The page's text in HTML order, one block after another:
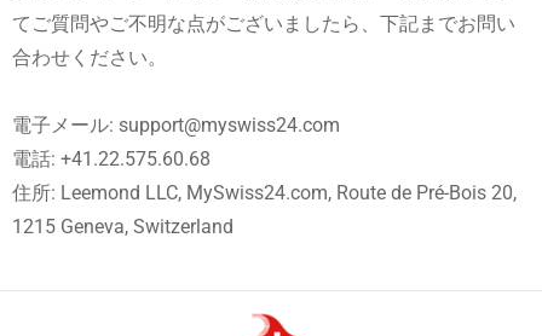
てご質問やご不明な点がございましたら、下記までお問い
合わせください。
電子メール: support@myswiss24.com
電話: +41.22.575.60.68
住所: Leemond LLC, MySwiss24.com, Route de Pré-Bois 20,
1215 Geneva, Switzerland